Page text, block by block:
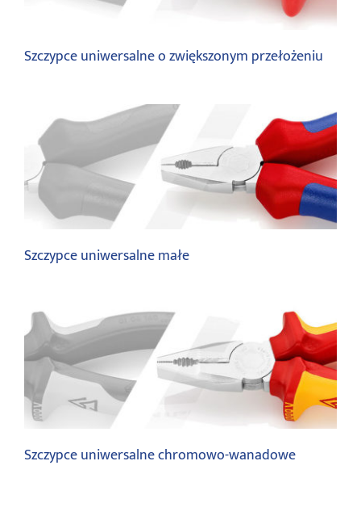
Szczypce uniwersalne o zwiększonym przełożeniu
Szczypce uniwersalne
Szczypce uniwersalne małe
Szczypce uniwersalne
Szczypce uniwersalne chromowo-wanadowe